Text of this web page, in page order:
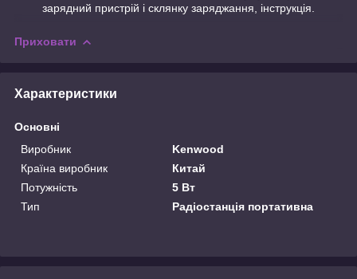
зарядний пристрій і склянку заряджання, інструкція.
Приховати
Характеристики
Основні
Виробник
Kenwood
Країна виробник
Китай
Потужність
5 Вт
Тип
Радіостанція портативна